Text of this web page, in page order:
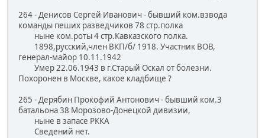
264 - Денисов Сергей Иванович - бывший ком.взвода
команды пеших разведчиков 78 стр.полка
ныне ком.роты 4 стр.Кавказского полка.
1898,русский,член ВКП/б/ 1918. Участник ВОВ,
генерал-майор 10.11.1942
Умер 22.06.1943 в г.Старый Оскал от болезни.
Похоронен в Москве, какое кладбище ?
265 - Дерябин Прокофий Антонович - бывший ком.3
батальона 38 Морозово-Донецкой дивизии,
ныне в запасе РККА
Сведений нет.